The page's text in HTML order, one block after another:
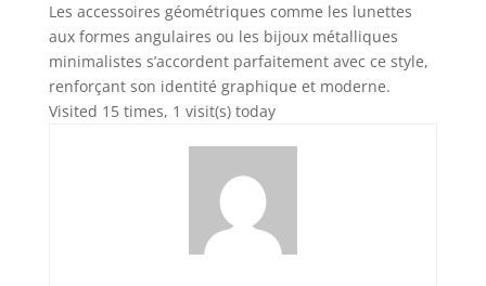
Les accessoires géométriques comme les lunettes
aux formes angulaires ou les bijoux métalliques
minimalistes s’accordent parfaitement avec ce style,
renforçant son identité graphique et moderne.
Visited 15 times, 1 visit(s) today